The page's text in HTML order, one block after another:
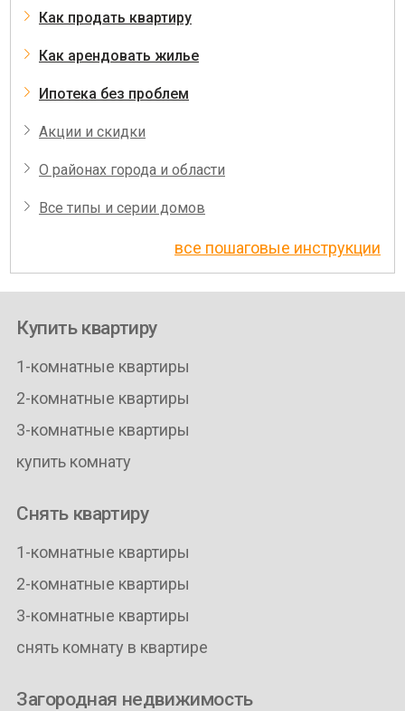
Как продать квартиру
Как арендовать жилье
Ипотека без проблем
Акции и скидки
О районах города и области
Все типы и серии домов
все пошаговые инструкции
Купить квартиру
1-комнатные квартиры
2-комнатные квартиры
3-комнатные квартиры
купить комнату
Снять квартиру
1-комнатные квартиры
2-комнатные квартиры
3-комнатные квартиры
снять комнату в квартире
Загородная недвижимость